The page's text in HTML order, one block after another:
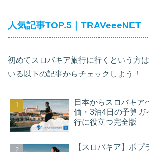
人気記事TOP.5｜TRAVeeeNET
初めてスロバキア旅行に行くという方
いる以下の記事からチェックしよう！
日本からスロバキア
価・3泊4日の予算ガ
行に役立つ完全版
【スロバキア】ポプ